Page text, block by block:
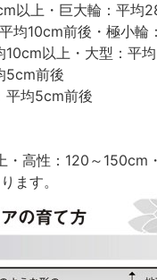
以上・巨大輪：平
均10cm前後・極小輪
10cm以上・大型：平
5cm前後
平均5cm前後
・高性：120～
ます。